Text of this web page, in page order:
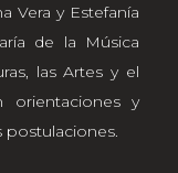
Vera y Estefanía
de la Música
las Artes y el
orientaciones y
postulaciones.